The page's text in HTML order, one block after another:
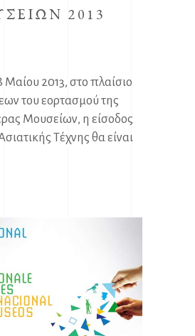
2013
Μαίου 2013, στο πλαίσιο
του εορτασμού της
Μουσείων, η είσοδος
Τέχνης θα είναι